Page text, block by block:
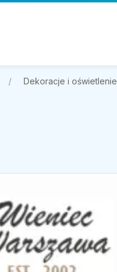
Dekoracje i oświetlenie